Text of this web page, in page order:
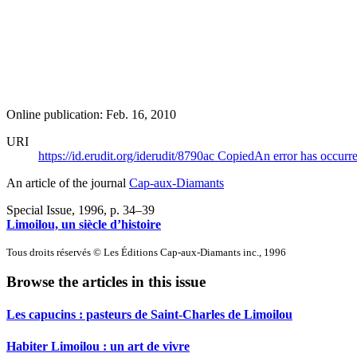
Online publication: Feb. 16, 2010
URI
https://id.erudit.org/iderudit/8790ac CopiedAn error has
An article of the journal Cap-aux-Diamants
Special Issue, 1996, p. 34–39
Limoilou, un siècle d’histoire
Tous droits réservés © Les Éditions Cap-aux-Diamants inc., 1996
Browse the articles in this issue
Les capucins : pasteurs de Saint-Charles de Limoilou
Habiter Limoilou : un art de vivre